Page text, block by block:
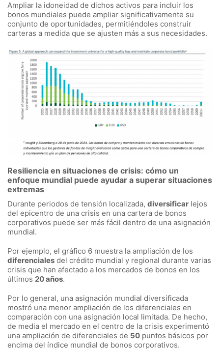
Ampliar la idoneidad de dichos activos para incluir los
bonos mundiales puede ampliar significativamente su
conjunto de oportunidades, permitiéndoles construir
carteras a medida que se ajusten más a sus necesidades.
Resiliencia en situaciones de crisis: cómo un
enfoque mundial puede ayudar a superar situaciones
extremas
Durante periodos de tensión localizada, diversificar lejos
del epicentro de una crisis en una cartera de bonos
corporativos puede ser más fácil dentro de una asignación
mundial.
Por ejemplo, el gráfico 6 muestra la ampliación de los
diferenciales del crédito mundial y regional durante varias
crisis que han afectado a los mercados de bonos en los
últimos 20 años.
Por lo general, una asignación mundial diversificada
mostró una menor ampliación de los diferenciales en
comparación con una asignación local limitada. De hecho,
de media el mercado en el centro de la crisis experimentó
una ampliación de diferenciales de 50 puntos básicos por
encima del índice mundial de bonos corporativos.